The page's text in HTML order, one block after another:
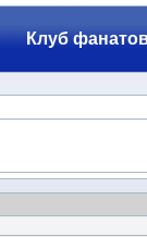
Клуб